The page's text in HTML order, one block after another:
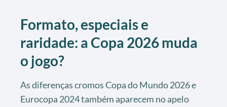
Formato, especiais e
raridade: a Copa 2026 muda
o jogo?
As diferenças cromos Copa do Mundo 2026 e
Eurocopa 2024 também aparecem no apelo